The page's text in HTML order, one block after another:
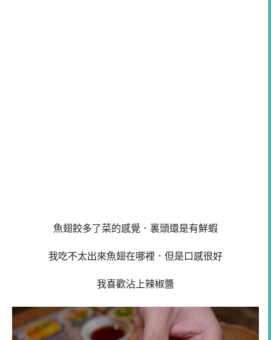
魚翅餃多了菜的感覺．裏頭還是有鮮蝦
我吃不太出來魚翅在哪裡．但是口感很好
我喜歡沾上辣椒醬